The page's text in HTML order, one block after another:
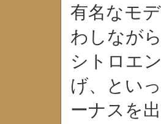
有名なモ
わしなが
シトロエ
げ、とい
ーナスを